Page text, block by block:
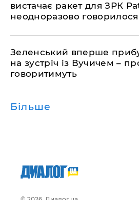
вистачає ракет для ЗРК
неодноразово
​Зеленський вперше
на зустріч із Вучичем –
говоритимуть
Більше